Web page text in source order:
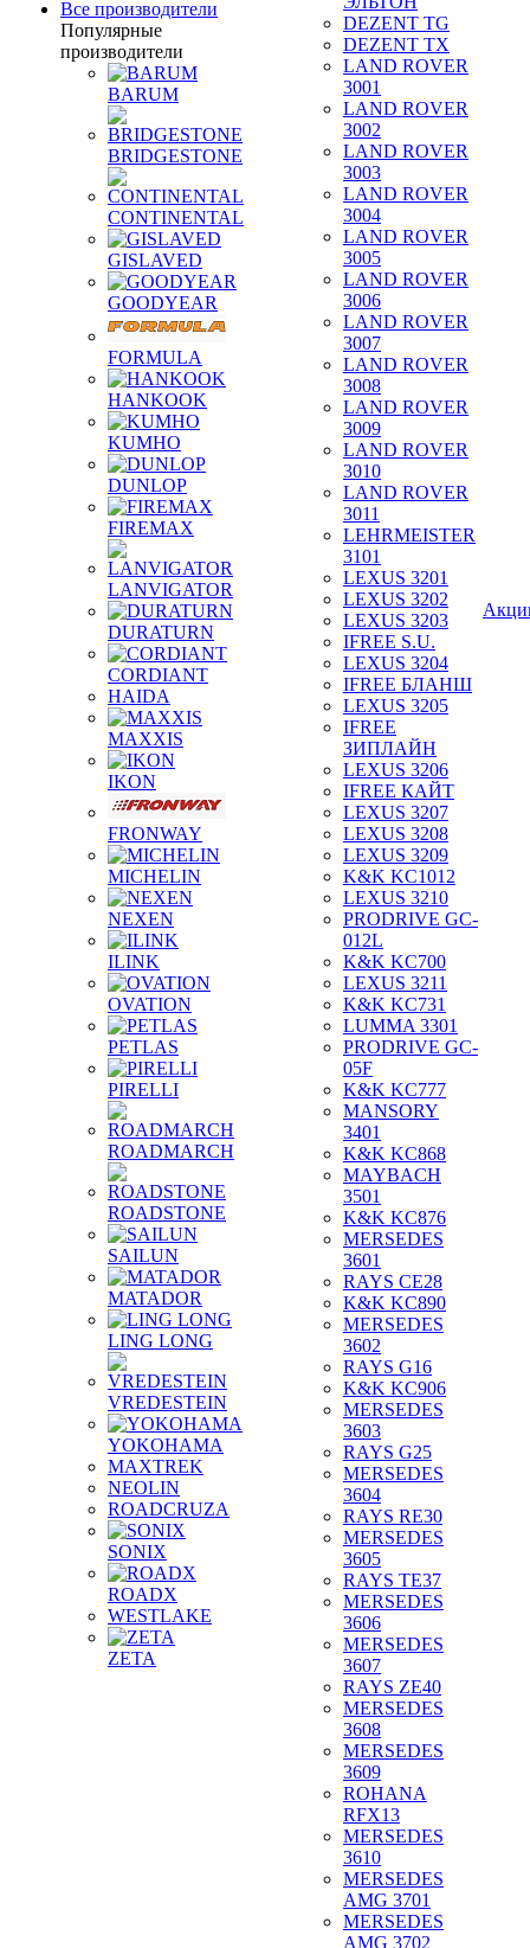
Все производители
Популярные
производители
BARUM
BRIDGESTONE
CONTINENTAL
GISLAVED
GOODYEAR
FORMULA
HANKOOK
KUMHO
DUNLOP
FIREMAX
LANVIGATOR
DURATURN
CORDIANT
HAIDA
MAXXIS
IKON
FRONWAY
MICHELIN
NEXEN
ILINK
OVATION
PETLAS
PIRELLI
ROADMARCH
ROADSTONE
SAILUN
MATADOR
LING LONG
VREDESTEIN
YOKOHAMA
MAXTREK
NEOLIN
ROADCRUZA
SONIX
ROADX
WESTLAKE
ZETA
DEZENT TG
DEZENT TX
LAND ROVER
3001
LAND ROVER
3002
LAND ROVER
3003
LAND ROVER
3004
LAND ROVER
3005
LAND ROVER
3006
LAND ROVER
3007
LAND ROVER
3008
LAND ROVER
3009
LAND ROVER
3010
LAND ROVER
3011
LEHRMEISTER
3101
LEXUS 3201
LEXUS 3202
LEXUS 3203
IFREE S.U.
LEXUS 3204
IFREE БЛАНШ
LEXUS 3205
IFREE
ЗИПЛАЙН
LEXUS 3206
IFREE КАЙТ
LEXUS 3207
LEXUS 3208
LEXUS 3209
K&K KC1012
LEXUS 3210
PRODRIVE GC-
012L
K&K KC700
LEXUS 3211
K&K KC731
LUMMA 3301
PRODRIVE GC-
05F
K&K KC777
MANSORY
3401
K&K KC868
MAYBACH
3501
K&K KC876
MERSEDES
3601
RAYS CE28
K&K KC890
MERSEDES
3602
RAYS G16
K&K KC906
MERSEDES
3603
RAYS G25
MERSEDES
3604
RAYS RE30
MERSEDES
3605
RAYS TE37
MERSEDES
3606
MERSEDES
3607
RAYS ZE40
MERSEDES
3608
MERSEDES
3609
ROHANA
RFX13
MERSEDES
3610
MERSEDES
AMG 3701
MERSEDES
AMG 3702